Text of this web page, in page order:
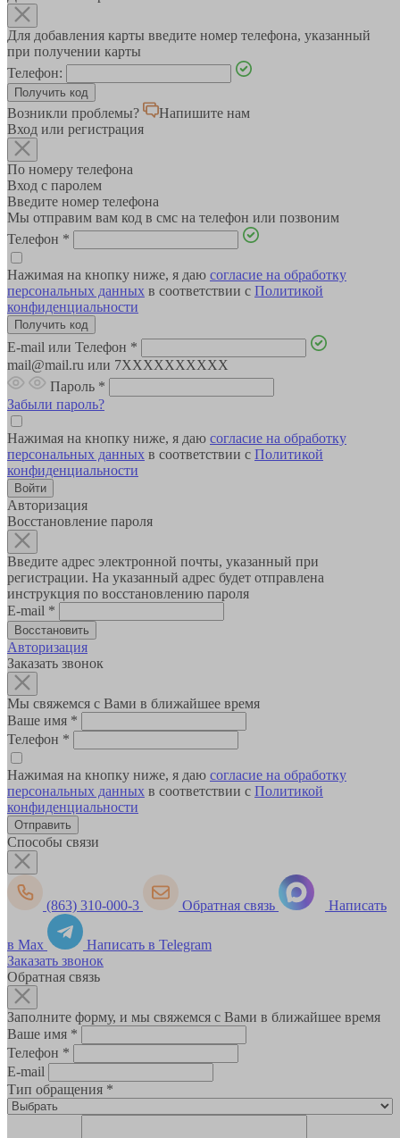
Для добавления карты введите номер телефона, указанный
при получении карты
Телефон:
Возникли проблемы?
Напишите нам
Вход или регистрация
По номеру телефона
Вход с паролем
Введите номер телефона
Мы отправим вам код в смс на телефон или позвоним
Телефон *
Нажимая на кнопку ниже, я даю согласие на обработку
персональных данных в соответствии с Политикой
конфиденциальности
E-mail или Телефон *
mail@mail.ru или 7XXXXXXXXXX
Пароль *
Забыли пароль?
Нажимая на кнопку ниже, я даю согласие на обработку
персональных данных в соответствии с Политикой
конфиденциальности
Авторизация
Восстановление пароля
Введите адрес электронной почты, указанный при
регистрации. На указанный адрес будет отправлена
инструкция по восстановлению пароля
E-mail *
Авторизация
Заказать звонок
Мы свяжемся с Вами в ближайшее время
Ваше имя *
Телефон *
Нажимая на кнопку ниже, я даю согласие на обработку
персональных данных в соответствии с Политикой
конфиденциальности
Способы связи
(863) 310-000-3 Обратная связь Написать
в Max
Написать в Telegram
Заказать звонок
Обратная связь
Заполните форму, и мы свяжемся с Вами в ближайшее время
Ваше имя *
Телефон *
E-mail
Тип обращения *